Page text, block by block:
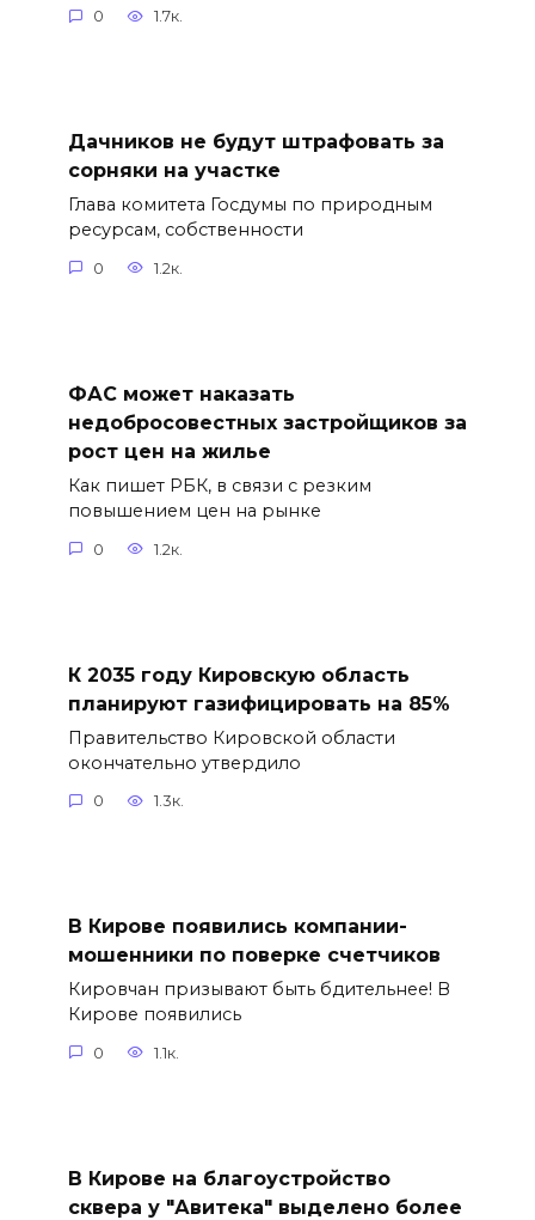
0 1.7к.
Дачников не будут штрафовать за
сорняки на участке
Глава комитета Госдумы по природным
ресурсам, собственности
0 1.2к.
ФАС может наказать
недобросовестных застройщиков за
рост цен на жилье
Как пишет РБК, в связи с резким
повышением цен на рынке
0 1.2к.
К 2035 году Кировскую область
планируют газифицировать на 85%
Правительство Кировской области
окончательно утвердило
0 1.3к.
В Кирове появились компании-
мошенники по поверке счетчиков
Кировчан призывают быть бдительнее! В
Кирове появились
0 1.1к.
В Кирове на благоустройство
сквера у "Авитека" выделено более